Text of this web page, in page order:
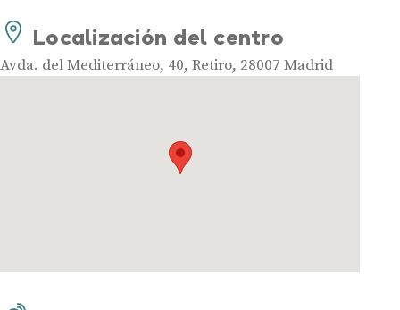
Localización del centro
Avda. del Mediterráneo, 40, Retiro, 28007 Madrid
Mejores marcas de audífonos
Tipos de audífonos para la sordera
Audífonos bluetooth
Audífonos inteligentes
Gafas auditivas